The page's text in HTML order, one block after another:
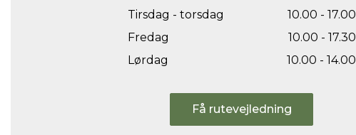
Tirsdag - torsdag
10.00 - 17.00
Fredag
10.00 - 17.30
Lørdag
10.00 - 14.00
Få rutevejledning